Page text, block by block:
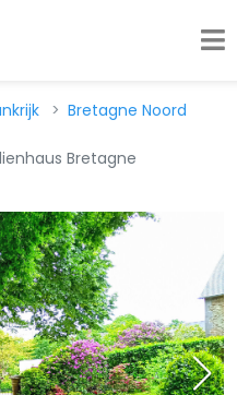
Bretagne Noord
Bretagne